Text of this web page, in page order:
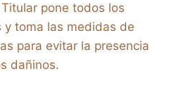
pone todos los
y toma las medidas de
para evitar la presencia
dañinos.